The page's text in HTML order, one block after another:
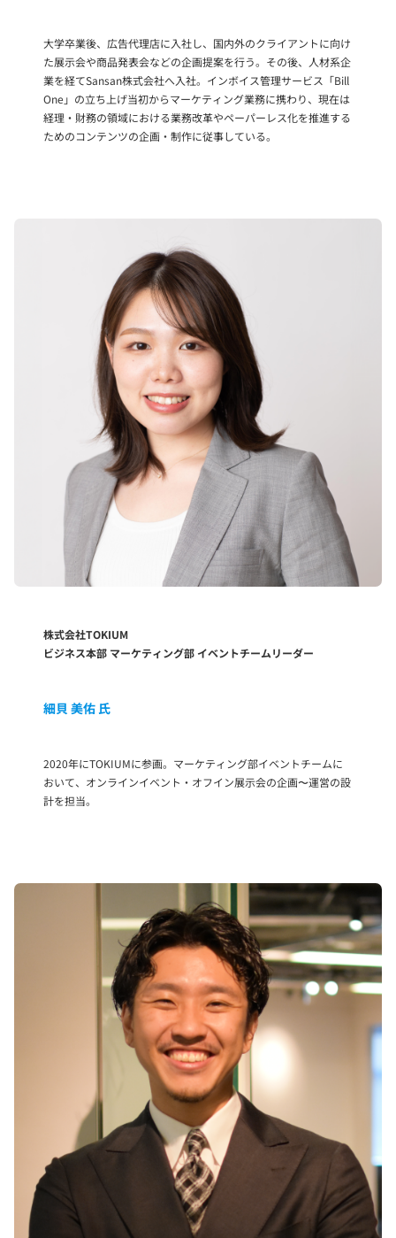
大学卒業後、広告代理店に入社し、国内外のクライアントに向け
た展示会や商品発表会などの企画提案を行う。その後、人材系企
業を経てSansan株式会社へ入社。インボイス管理サービス「Bill
One」の立ち上げ当初からマーケティング業務に携わり、現在は
経理・財務の領域における業務改革やペーパーレス化を推進する
ためのコンテンツの企画・制作に従事している。
株式会社TOKIUM
ビジネス本部 マーケティング部 イベントチームリーダー
細貝 美佑 氏
2020年にTOKIUMに参画。マーケティング部イベントチームに
おいて、オンラインイベント・オフイン展示会の企画〜運営の設
計を担当。